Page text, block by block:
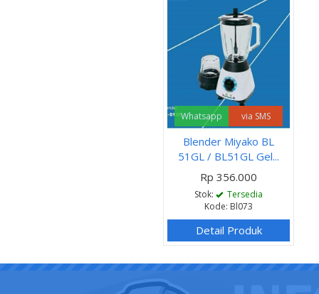
Whatsapp via SMS
Blender Miyako BL
51GL / BL51GL Gel...
Rp 356.000
Stok:
Tersedia
Kode: Bl073
Detail Produk